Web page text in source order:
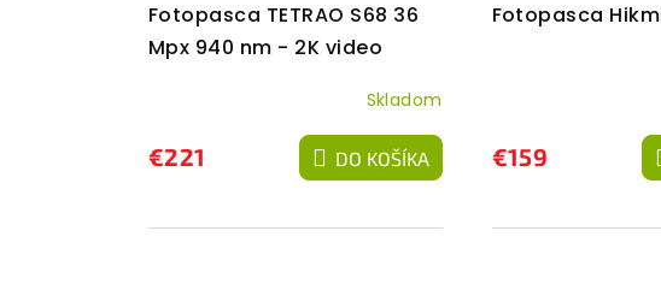
Fotopasca TETRAO S68 36
Mpx 940 nm - 2K video
Skladom
€221 DO KOŠÍKA
Fotopasca
€159